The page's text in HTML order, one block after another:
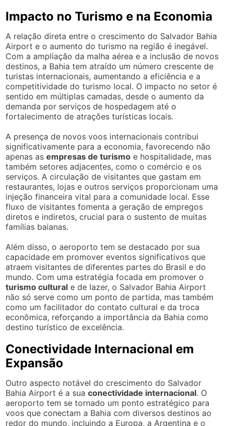
Impacto no Turismo e na Economia
A relação direta entre o crescimento do Salvador Bahia
Airport e o aumento do turismo na região é inegável.
Com a ampliação da malha aérea e a inclusão de novos
destinos, a Bahia tem atraído um número crescente de
turistas internacionais, aumentando a eficiência e a
competitividade do turismo local. O impacto no setor é
sentido em múltiplas camadas, desde o aumento da
demanda por serviços de hospedagem até o
fortalecimento de atrações turísticas locais.
A presença de novos voos internacionais contribui
significativamente para a economia, favorecendo não
apenas asempresas de turismo e hospitalidade, mas
também setores adjacentes, como o comércio e os
serviços. A circulação de visitantes que gastam em
restaurantes, lojas e outros serviços proporcionam uma
injeção financeira vital para a comunidade local. Esse
fluxo de visitantes fomenta a geração de empregos
diretos e indiretos, crucial para o sustento de muitas
famílias baianas.
Além disso, o aeroporto tem se destacado por sua
capacidade em promover eventos significativos que
atraem visitantes de diferentes partes do Brasil e do
mundo. Com uma estratégia focada em promover o
turismo cultural e de lazer, o Salvador Bahia Airport
não só serve como um ponto de partida, mas também
como um facilitador do contato cultural e da troca
econômica, reforçando a importância da Bahia como
destino turístico de excelência.
Conectividade Internacional em
Expansão
Outro aspecto notável do crescimento do Salvador
Bahia Airport é a suaconectividade internacional. O
aeroporto tem se tornado um ponto estratégico para
voos que conectam a Bahia com diversos destinos ao
redor do mundo, incluindo a Europa, a Argentina e o